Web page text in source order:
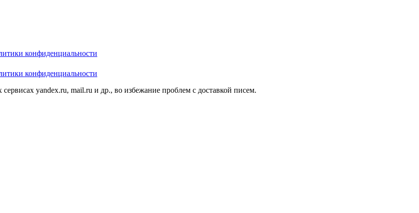
конфиденциальности
конфиденциальности
yandex.ru, mail.ru и др., во избежание проблем с доставкой писем.